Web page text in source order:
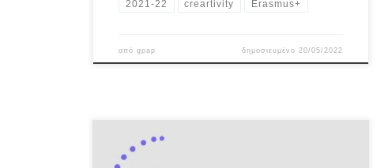
2021-22 creartivity Erasmus+
απόgpap δημοσιευμένο 20/05/2022
How did we use material from mobility in our schools